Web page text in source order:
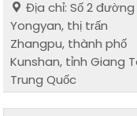
Địa chỉ: Số 2 đường
Yongyan, thị trấn
Zhangpu, thành phố
Kunshan, tỉnh Giang
Trung Quốc